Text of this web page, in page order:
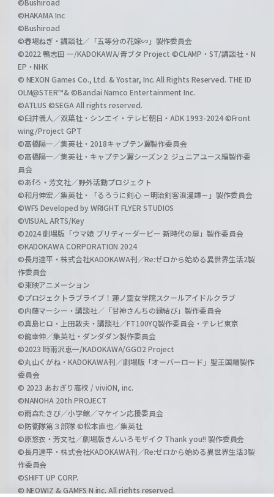
©HAKAMA Inc
©Bushiroad
©春場ねぎ・講談社／「五等分の花嫁∽」製作委員会
©2022 鴨志田 一/KADOKAWA/青ブタ Project ©CLAMP・ST/講談社・N
EP・NHK
© NEXON Games Co., Ltd. & Yostar, Inc. All Rights Reserved. THE ID
OLM@STER™& ©Bandai Namco Entertainment Inc.
©ATLUS ©SEGA All rights reserved.
©臼井儀人／双葉社・シンエイ・テレビ朝日・ADK 1993-2024 ©Front
wing/Project GPT
©高橋陽一／集英社・2018キャプテン翼製作委員会
©高橋陽一／集英社・キャプテン翼シーズン２ ジュニアユース編製作委
員会
©あfろ・芳文社／野外活動プロジェクト
©和月伸宏／集英社・「るろうに剣心 －明治剣客浪漫譚－」製作委員会
©WFS Developed by WRIGHT FLYER STUDIOS
©VISUAL ARTS/Key
©2024 劇場版「ウマ娘 プリティーダービー 新時代の扉」製作委員会
©KADOKAWA CORPORATION 2024
©長月達平・株式会社KADOKAWA刊／Re:ゼロから始める異世界生活2製
作委員会
©東映アニメーション
©プロジェクトラブライブ！蓮ノ空女学院スクールアイドルクラブ
©内藤マーシー・講談社／「甘神さんちの縁結び」製作委員会
©真島ヒロ・上田敦夫・講談社／FT100YQ製作委員会・テレビ東京
©龍幸伸／集英社・ダンダダン製作委員会
©2023 時雨沢恵一/KADOKAWA/GGO2 Project
©丸山くがね・KADOKAWA刊／劇場版「オーバーロード」聖王国編製作
委員会
© 2023 あおぎり高校 / viviON, inc.
©NANOHA 20th PROJECT
©雨森たきび／小学館／マケイン応援委員会
©防衛隊第３部隊 ©松本直也／集英社
©原悠衣・芳文社／劇場版きんいろモザイク Thank you!! 製作委員会
©長月達平・株式会社KADOKAWA刊／Re:ゼロから始める異世界生活3製
作委員会
©SHIFT UP CORP.
© NEOWIZ & GAMFS N inc. All rights reserved.